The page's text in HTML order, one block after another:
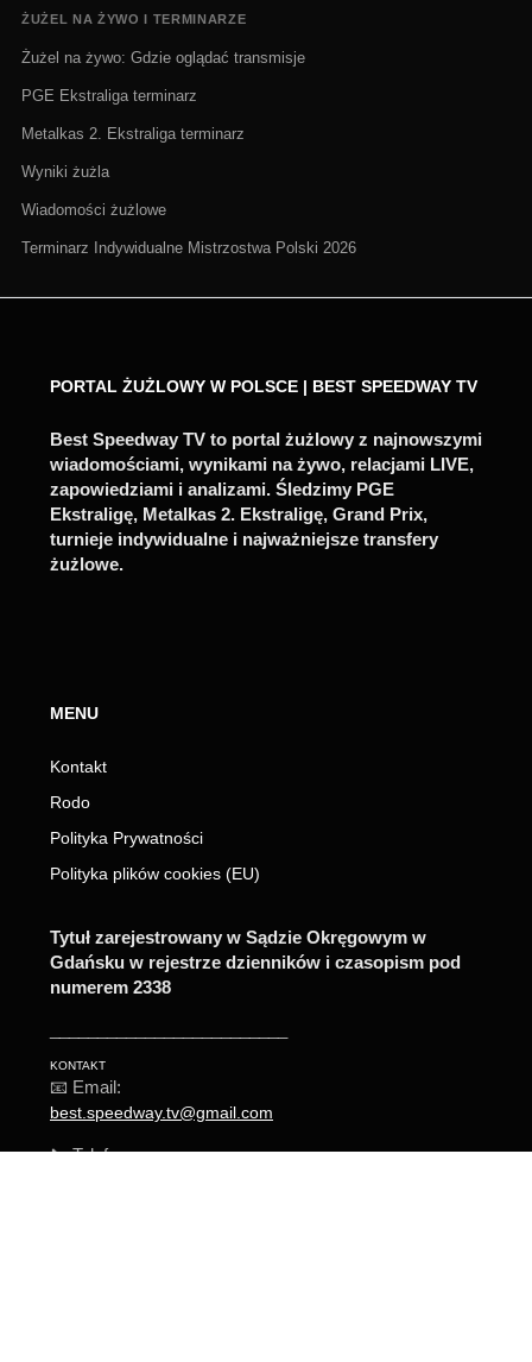
ŻUŻEL NA ŻYWO I TERMINARZE
Żużel na żywo: Gdzie oglądać transmisje
PGE Ekstraliga terminarz
Metalkas 2. Ekstraliga terminarz
Wyniki żużla
Wiadomości żużlowe
Terminarz Indywidualne Mistrzostwa Polski 2026
PORTAL ŻUŻLOWY W POLSCE | BEST SPEEDWAY TV
Best Speedway TV to portal żużlowy z najnowszymi
wiadomościami, wynikami na żywo, relacjami LIVE,
zapowiedziami i analizami. Śledzimy PGE
Ekstraligę, Metalkas 2. Ekstraligę, Grand Prix,
turnieje indywidualne i najważniejsze transfery
żużlowe.
MENU
Kontakt
Rodo
Polityka Prywatności
Polityka plików cookies (EU)
Tytuł zarejestrowany w Sądzie Okręgowym w
Gdańsku w rejestrze dzienników i czasopism pod
numerem 2338
KONTAKT
📧 Email:
best.speedway.tv@gmail.com
📞 Telefon: